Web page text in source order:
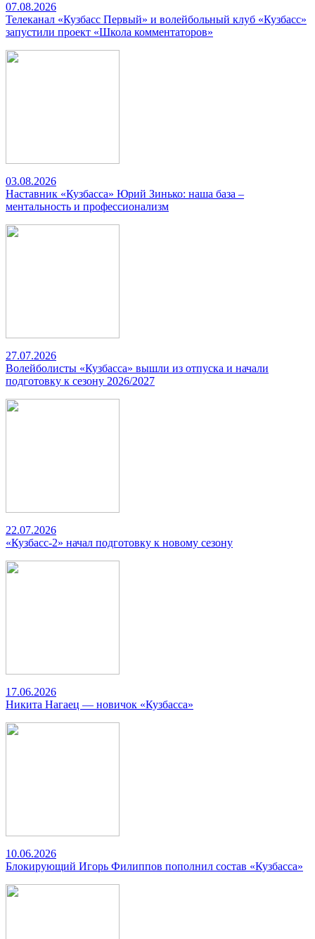
07.08.2026
Телеканал «Кузбасс Первый» и волейбольный клуб «Кузбасс»
запустили проект «Школа комментаторов»
03.08.2026
Наставник «Кузбасса» Юрий Зинько: наша база –
ментальность и профессионализм
27.07.2026
Волейболисты «Кузбасса» вышли из отпуска и начали
подготовку к сезону 2026/2027
22.07.2026
«Кузбасс-2» начал подготовку к новому сезону
17.06.2026
Никита Нагаец — новичок «Кузбасса»
10.06.2026
Блокирующий Игорь Филиппов пополнил состав «Кузбасса»